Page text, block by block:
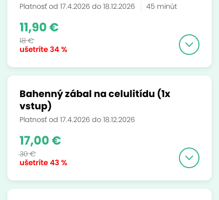
Platnosť od 17.4.2026 do 18.12.2026 45 minút
ušetríte34 %
11,90 €
18 €
Bahenný zábal na celulitídu (1x
vstup)
Platnosť od 17.4.2026 do 18.12.2026
ušetríte43 %
17,00 €
30 €